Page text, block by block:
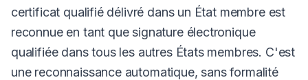
certificat qualifié délivré dans un État membre est
reconnue en tant que signature électronique
qualifiée dans tous les autres États membres. C'est
une reconnaissance automatique, sans formalité